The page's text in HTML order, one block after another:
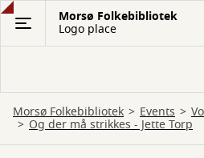
Gå
hovedindhold
Morsø Folkebibliotek
Logo place
Morsø Folkebibliotek Events
Og der må strikkes - Jette Torp